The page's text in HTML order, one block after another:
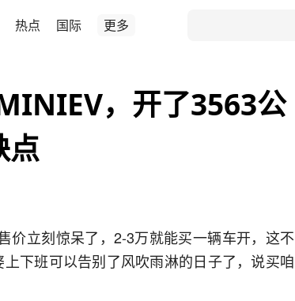
热点 国际 更多
，开了3563公
点
价立刻惊呆了，2-3万就能买一辆车开，这不
下班可以告别了风吹雨淋的日子了，说买咱